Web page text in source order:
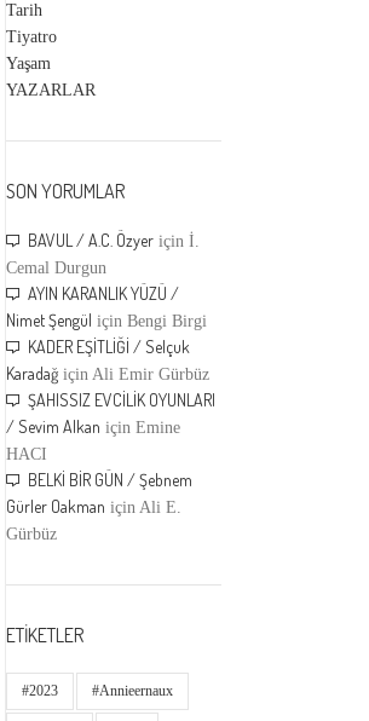
Tarih
Tiyatro
Yaşam
YAZARLAR
SON YORUMLAR
BAVUL / A.C. Özyer içinİ.
Cemal Durgun
AYIN KARANLIK YÜZÜ /
Nimet Şengül içinBengi Birgi
KADER EŞİTLİĞİ / Selçuk
Karadağ içinAli Emir Gürbüz
ŞAHISSIZ EVCİLİK OYUNLARI
/ Sevim Alkan içinEmine
HACI
BELKİ BİR GÜN / Şebnem
Gürler Oakman içinAli E.
Gürbüz
ETİKETLER
#2023 #annieernaux